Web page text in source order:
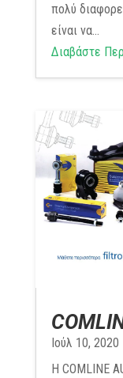
πολύ
είναι να...
Διαβάστε
Ιούλ 10, 2020
Η COMLINE